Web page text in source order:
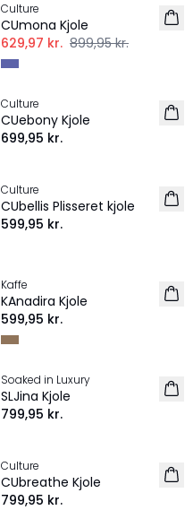
Culture
CUmona Kjole
629,97 kr. 899,95 kr.
NYHED
Culture
CUebony Kjole
699,95 kr.
NYHED
Culture
CUbellis Plisseret kjole
599,95 kr.
NYHED
Kaffe
KAnadira Kjole
599,95 kr.
NYHED
Soaked in Luxury
SLJina Kjole
799,95 kr.
NYHED
Culture
CUbreathe Kjole
799,95 kr.